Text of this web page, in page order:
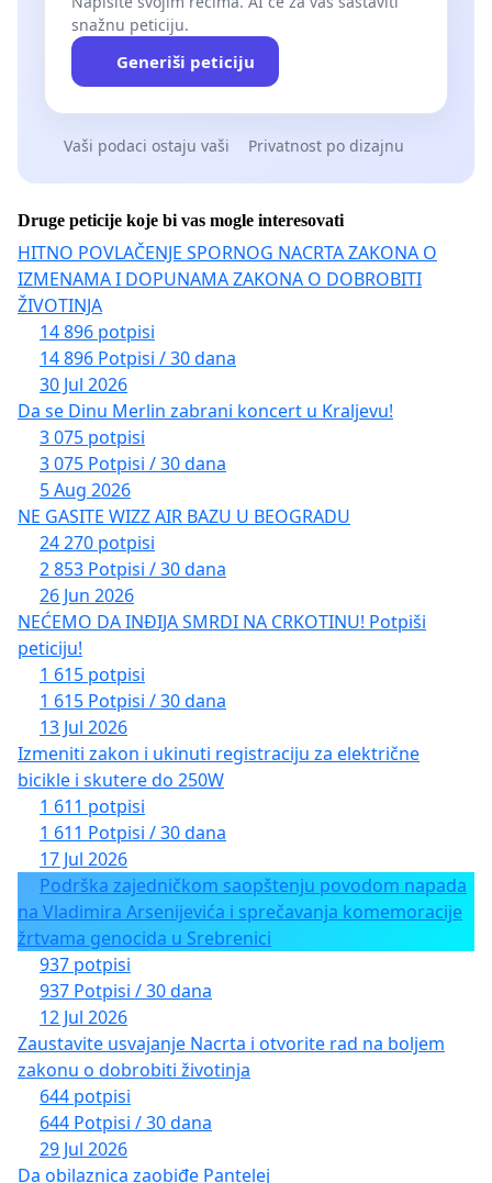
snažnu peticiju.
Generiši peticiju
Vaši podaci ostaju vaši Privatnost po dizajnu
Druge peticije koje bi vas mogle interesovati
HITNO POVLAČENJE SPORNOG NACRTA ZAKONA O
IZMENAMA I DOPUNAMA ZAKONA O DOBROBITI
ŽIVOTINJA
14 896 potpisi
14 896 Potpisi / 30 dana
30 Jul 2026
Da se Dinu Merlin zabrani koncert u Kraljevu!
3 075 potpisi
3 075 Potpisi / 30 dana
5 Aug 2026
NE GASITE WIZZ AIR BAZU U BEOGRADU
24 270 potpisi
2 853 Potpisi / 30 dana
26 Jun 2026
NEĆEMO DA INĐIJA SMRDI NA CRKOTINU! Potpiši
peticiju!
1 615 potpisi
1 615 Potpisi / 30 dana
13 Jul 2026
Izmeniti zakon i ukinuti registraciju za električne
bicikle i skutere do 250W
1 611 potpisi
1 611 Potpisi / 30 dana
17 Jul 2026
Podrška zajedničkom saopštenju povodom napada
na Vladimira Arsenijevića i sprečavanja komemoracije
žrtvama genocida u Srebrenici
937 potpisi
937 Potpisi / 30 dana
12 Jul 2026
Zaustavite usvajanje Nacrta i otvorite rad na boljem
zakonu o dobrobiti životinja
644 potpisi
644 Potpisi / 30 dana
29 Jul 2026
Da obilaznica zaobiđe Pantelej